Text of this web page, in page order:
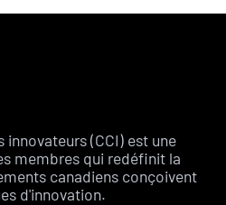
innovateurs (CCI) est une
membres qui redéfinit la
canadiens conçoivent
d'innovation.